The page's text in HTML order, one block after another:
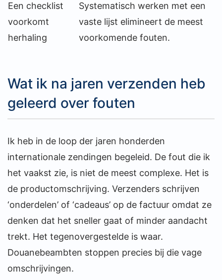
Een checklist
voorkomt
herhaling
Systematisch werken met een
vaste lijst elimineert de meest
voorkomende fouten.
Wat ik na jaren verzenden heb
geleerd over fouten
Ik heb in de loop der jaren honderden
internationale zendingen begeleid. De fout die ik
het vaakst zie, is niet de meest complexe. Het is
de productomschrijving. Verzenders schrijven
‘onderdelen’ of ‘cadeaus’ op de factuur omdat ze
denken dat het sneller gaat of minder aandacht
trekt. Het tegenovergestelde is waar.
Douanebeambten stoppen precies bij die vage
omschrijvingen.